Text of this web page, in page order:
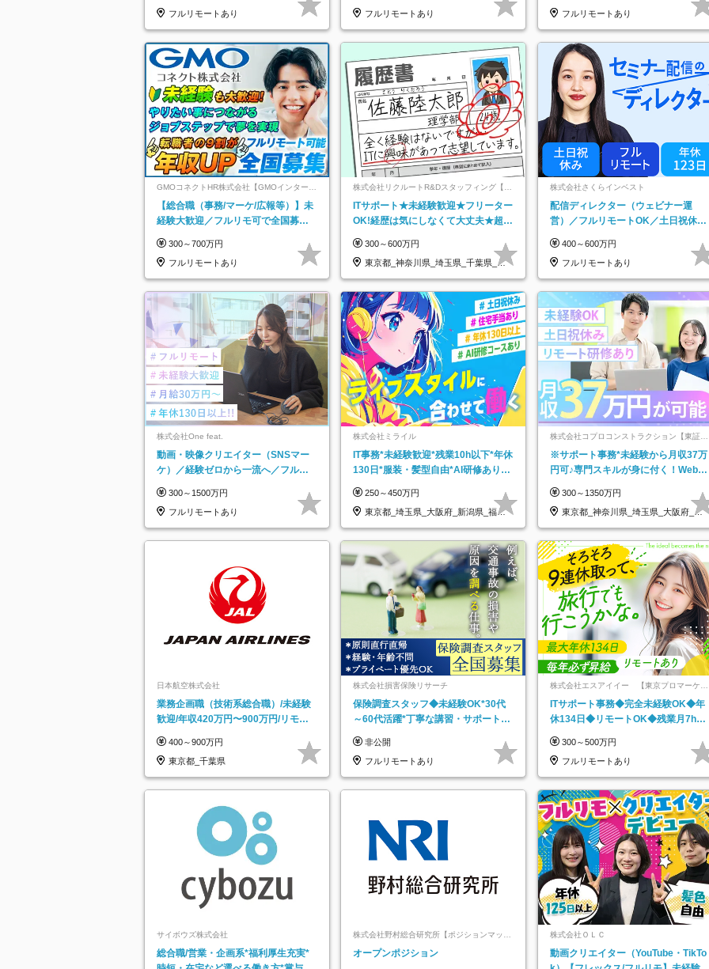
フルリモートあり
フルリモートあり
フルリモートあり
GMOコネクトHR株式会社【GMOインターネ
ットグループ】
【総合職（事務/マーケ/広報等）】未
経験大歓迎／フルリモ可で全国募
★
300～700万円
フルリモートあり
株式会社リクルートR&Dスタッフィング【リ
クルートグループ】
ITサポート★未経験歓迎★フリーター
OK!経歴は気にしなくて大丈夫★超大
300～600万円
東京都_神奈川県_埼玉県_千葉県_大
阪府…
株式会社さくらインベスト
配信ディレクター（ウェビナー運
営）／フルリモートOK／土日祝休み
400～600万円
フルリモートあり
株式会社One feat.
動画・映像クリエイター（SNSマー
ケ）／経験ゼロから一流へ／フルリ
日以上
300～1500万円
フルリモートあり
株式会社ミライル
IT事務*未経験歓迎*残業10h以下*年休
130日*服装・髪型自由*AI研修あり*
250～450万円
東京都_埼玉県_大阪府_新潟県_福岡
県
株式会社コプロコンストラクション【東証プ
ライム上場コプロ・ホールディングス子会
社】
※サポート事務*未経験から月収37万
円可♪専門スキルが身に付く！Web面
300～1350万円
東京都_神奈川県_埼玉県_大阪府_愛
知県…
日本航空株式会社
業務企画職（技術系総合職）/未経験
歓迎/年収420万円〜900万円/リモー
400～900万円
東京都_千葉県
株式会社損害保険リサーチ
保険調査スタッフ◆未経験OK*30代
～60代活躍*丁寧な講習・サポートあ
託
非公開
フルリモートあり
株式会社エスアイイー 【東京プロマーケッ
ITサポート事務◆完全未経験OK◆年
休134日◆リモートOK◆残業月7h以
300～500万円
フルリモートあり
サイボウズ株式会社
総合職/営業・企画系*福利厚生充実*
株式会社野村総合研究所【ポジションマッチ
オープンポジション
株式会社ＯＬＣ
動画クリエイター（YouTube・TikTo